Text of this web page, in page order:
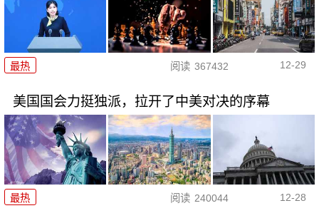
最热 阅读 367432 12-29
美国国会力挺独派，拉开了中美对决的序幕
最热 阅读 240044 12-28